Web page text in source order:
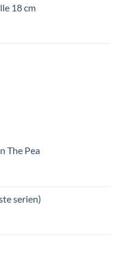
18 cm
The Pea
serien)